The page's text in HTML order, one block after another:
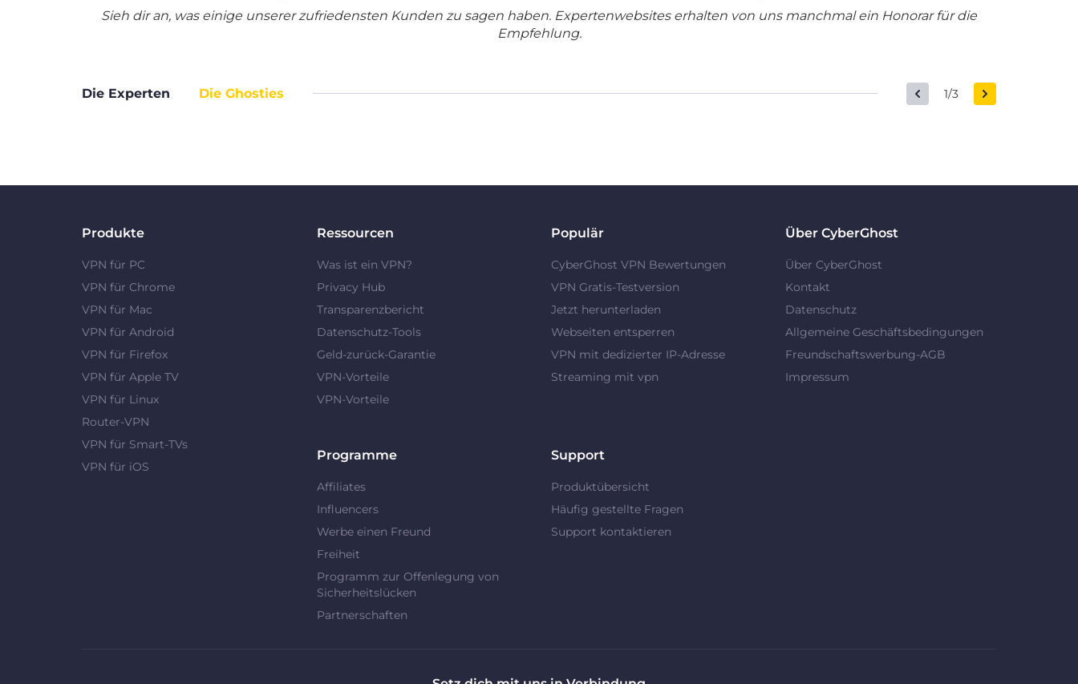
Sieh dir an, was einige unserer zufriedensten Kunden zu sagen haben. Expertenwebsites erhalten von uns manchmal ein Honorar für die
Empfehlung.
Die Experten Die Ghosties 1/3
Produkte
VPN für PC
VPN für Chrome
VPN für Mac
VPN für Android
VPN für Firefox
VPN für Apple TV
VPN für Linux
Router-VPN
VPN für Smart-TVs
VPN für iOS
Ressourcen
Was ist ein VPN?
Privacy Hub
Transparenzbericht
Datenschutz-Tools
Geld-zurück-Garantie
VPN-Vorteile
VPN-Vorteile
Populär
CyberGhost VPN Bewertungen
VPN Gratis-Testversion
Jetzt herunterladen
Webseiten entsperren
VPN mit dedizierter IP-Adresse
Streaming mit vpn
Über CyberGhost
Über CyberGhost
Kontakt
Datenschutz
Allgemeine Geschäftsbedingungen
Freundschaftswerbung-AGB
Impressum
Programme
Affiliates
Influencers
Werbe einen Freund
Freiheit
Programm zur Offenlegung von
Sicherheitslücken
Partnerschaften
Support
Produktübersicht
Häufig gestellte Fragen
Support kontaktieren